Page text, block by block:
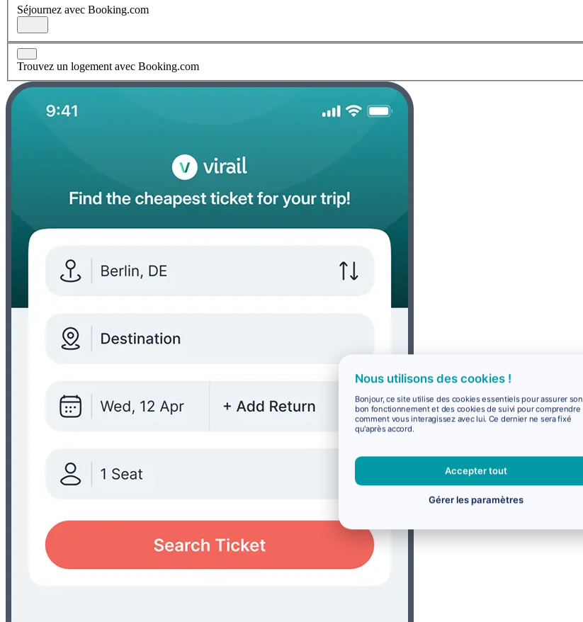
Séjournez avec Booking.com
Trouvez un logement avec Booking.com
Nous utilisons des cookies !
Bonjour, ce site utilise des cookies essentiels pour assurer son
bon fonctionnement et des cookies de suivi pour comprendre
comment vous interagissez avec lui. Ce dernier ne sera fixé
qu'après accord.
Accepter tout
Gérer les paramètres